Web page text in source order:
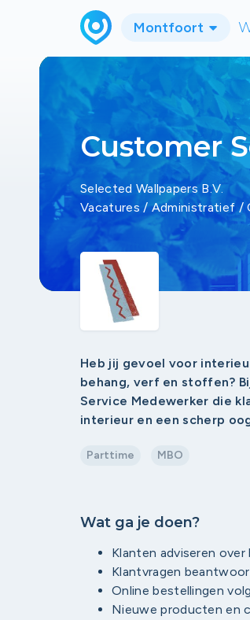
Montfoort
Customer
Selected Wallpapers B.V.
Vacatures /Administratief/
Heb jij gevoel voor
behang, verf en stoffen?
Service Medewerker die
interieur en een scherp
Parttime MBO
Wat ga je doen?
Klanten adviseren
Klantvragen
Online bestellingen
Nieuwe producten en